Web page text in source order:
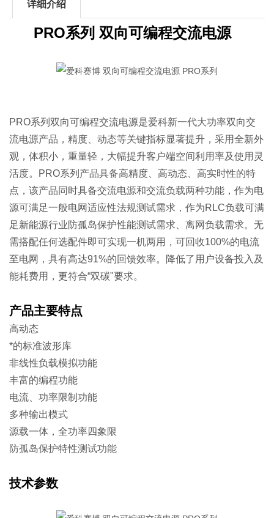
详细介绍
PRO系列双向可编程交流电源
PRO系列双向可编程交流电源是爱科新一代大功率双向交
流电源产品，精度、动态等关键指标显著提升，采用全新外
观，体积小，重量轻，大幅提升客户端空间利用率及使用灵
活度。PRO系列产品具备高精度、高动态、高实时性的特
点，该产品同时具备交流电源和交流负载两种功能，作为电
源可满足一般电网适应性法规测试需求，作为RLC负载可满
足新能源行业防孤岛保护性能测试需求、离网负载需求。无
需搭配任何选配件即可实现一机两用，可回收100%的电流
至电网，具有高达91%的回馈效率。降低了用户设备投入及
能耗费用，更符合“双碳"要求。
产品主要特点
高动态
*的标准波形库
非线性负载模拟功能
丰富的编程功能
电流、功率限制功能
多种输出模式
源载一体，全功率四象限
防孤岛保护特性测试功能
技术参数